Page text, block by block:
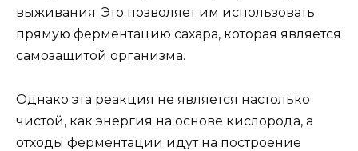
выживания. Это позволяет им использовать
прямую ферментацию сахара, которая является
самозащитой организма.
Однако эта реакция не является настолько
чистой, как энергия на основе кислорода, а
отходы ферментации идут на построение